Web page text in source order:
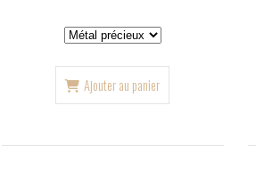
Ajouter au panier